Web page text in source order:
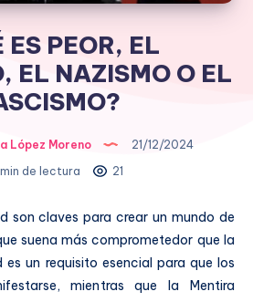
ES PEOR, EL
EL NAZISMO O EL
López Moreno
21/12/2024
min de lectura
21
son claves para crear un mundo de
suena más comprometedor que la
es un requisito esencial para que los
mientras que la Mentira